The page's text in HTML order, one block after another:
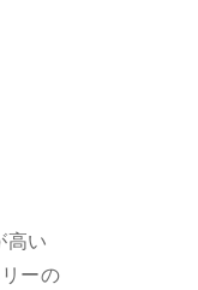
高い
ーの